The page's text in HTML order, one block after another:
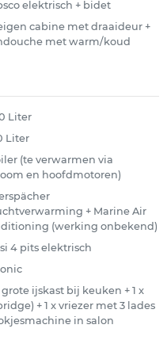
elektrisch + bidet
cabine met draaideur +
met warm/koud
Liter
Liter
(te verwarmen via
en hoofdmotoren)
+ Marine Air
(werking onbekend)
4 pits elektrisch
grote ijskast bij keuken + 1 x
+ 1 x vriezer met 3 lades
in salon